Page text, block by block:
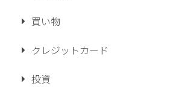
買い物
クレジットカード
投資